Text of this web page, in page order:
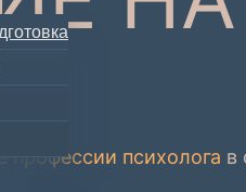
профессии психолога в